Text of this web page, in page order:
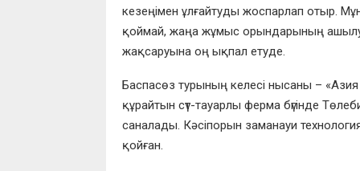
кезеңімен ұлғайтуды жоспарлап отыр.
қоймай, жаңа жұмыс орындарының
жақсаруына оң ықпал етуде.
Баспасөз турының келесі нысаны –
құрайтын сүт-тауарлы ферма бүгінде
саналады. Кәсіпорын заманауи
қойған.